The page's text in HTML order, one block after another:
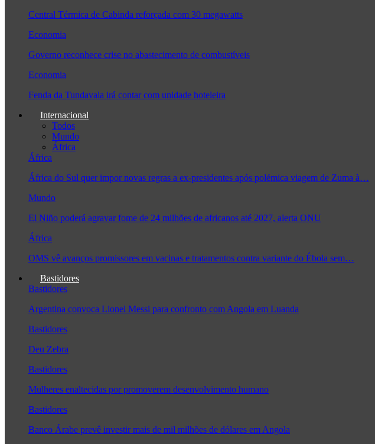
Central Térmica de Cabinda reforçada com 30 megawatts
Economia
Governo reconhece crise no abastecimento de combustíveis
Economia
Fenda da Tundavala irá contar com unidade hoteleira
Internacional
Todos
Mundo
África
África
África do Sul quer impor novas regras a ex-presidentes após polémica viagem de Zuma à…
Mundo
El Niño poderá agravar fome de 24 milhões de africanos até 2027, alerta ONU
África
OMS vê avanços promissores em vacinas e tratamentos contra variante do Ébola sem…
Bastidores
Bastidores
Argentina convoca Lionel Messi para confronto com Angola em Luanda
Bastidores
Deu Zebra
Bastidores
Mulheres enaltecidas por promoverem desenvolvimento humano
Bastidores
Banco Árabe prevê investir mais de mil milhões de dólares em Angola